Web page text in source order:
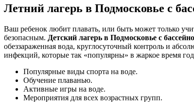
Летний лагерь в Подмосковье с
Ваш ребенок любит плавать, или быть может только
безопасным. Детский лагерь в Подмосковье с
обеззараженная вода, круглосуточный контроль и
инфекций, которые так «популярны» в жаркое время
Популярные виды спорта на воде.
Обучение плаванью.
Активные игры на воде.
Мероприятия для всех возрастных групп.